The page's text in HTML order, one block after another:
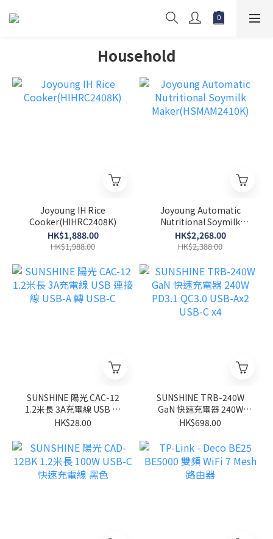
Household
Joyoung IH Rice
Cooker(HIHRC2408K)
HK$1,888.00
HK$1,988.00
Joyoung Automatic
Nutritional Soymilk
Maker(HSMAM2410K)
HK$2,268.00
HK$2,388.00
SUNSHINE 陽光 CAC-12
1.2米長 3A充電線 USB 連
接線 USB-A 轉 USB-C
HK$28.00
SUNSHINE TRB-240W
GaN 快速充電器 240W
PD3.1 QC3.0 USB-Ax2
HK$698.00